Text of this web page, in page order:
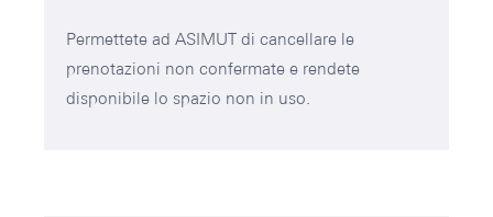
Permettete ad ASIMUT di cancellare le
prenotazioni non confermate e rendete
disponibile lo spazio non in uso.